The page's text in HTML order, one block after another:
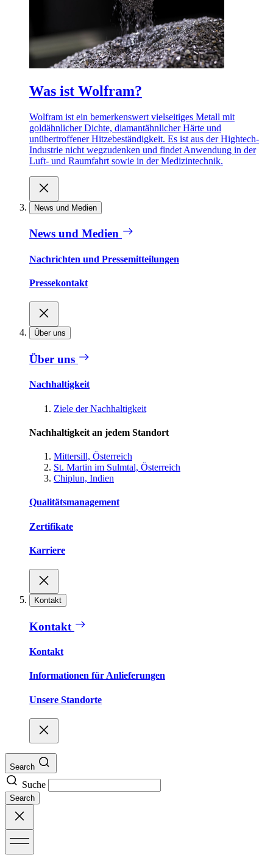
Was ist Wolfram?
Wolfram ist ein bemerkenswert vielseitiges Metall mit
goldähnlicher Dichte, diamantähnlicher Härte und
unübertroffener Hitzebeständigkeit. Es ist aus der Hightech-
Industrie nicht wegzudenken und findet Anwendung in der
Luft- und Raumfahrt sowie in der Medizintechnik.
News und Medien
News und Medien
Nachrichten und Pressemitteilungen
Pressekontakt
Über uns
Über uns
Nachhaltigkeit
Ziele der Nachhaltigkeit
Nachhaltigkeit an jedem Standort
Mittersill, Österreich
St. Martin im Sulmtal, Österreich
Chiplun, Indien
Qualitätsmanagement
Zertifikate
Karriere
Kontakt
Kontakt
Kontakt
Informationen für Anlieferungen
Unsere Standorte
Search
Suche
Search